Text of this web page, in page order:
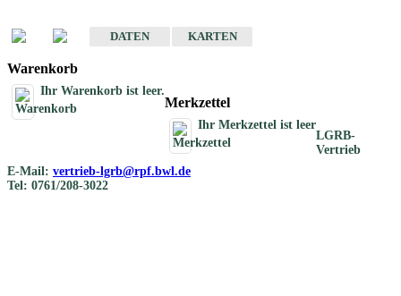
DATEN
KARTEN
Warenkorb
Ihr Warenkorb ist leer.
Merkzettel
Ihr Merkzettel ist leer
LGRB-
Vertrieb
E-Mail: vertrieb-lgrb@rpf.bwl.de
Tel: 0761/208-3022